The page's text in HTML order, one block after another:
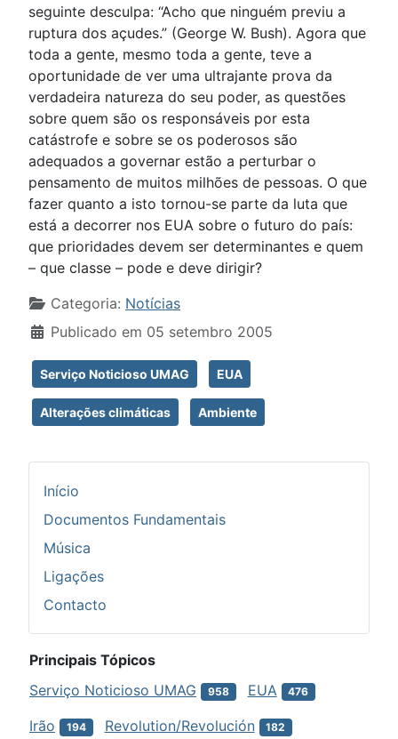
seguinte desculpa: “Acho que ninguém previu a
ruptura dos açudes.” (George W. Bush). Agora que
toda a gente, mesmo toda a gente, teve a
oportunidade de ver uma ultrajante prova da
verdadeira natureza do seu poder, as questões
sobre quem são os responsáveis por esta
catástrofe e sobre se os poderosos são
adequados a governar estão a perturbar o
pensamento de muitos milhões de pessoas. O que
fazer quanto a isto tornou-se parte da luta que
está a decorrer nos EUA sobre o futuro do país:
que prioridades devem ser determinantes e quem
– que classe – pode e deve dirigir?
Detalhes
Categoria: Notícias
Publicado em 05 setembro 2005
Serviço Noticioso UMAG EUA
Alterações climáticas Ambiente
Início
Documentos Fundamentais
Música
Ligações
Contacto
Principais Tópicos
Serviço Noticioso UMAG
958 EUA 476
Irão 194 Revolution/Revolución 182